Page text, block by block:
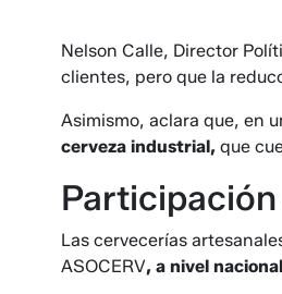
Nelson Calle, Director
clientes, pero que la
Asimismo, aclara que, en
cerveza industrial, que
Las cervecerías
ASOCERV, a nivel